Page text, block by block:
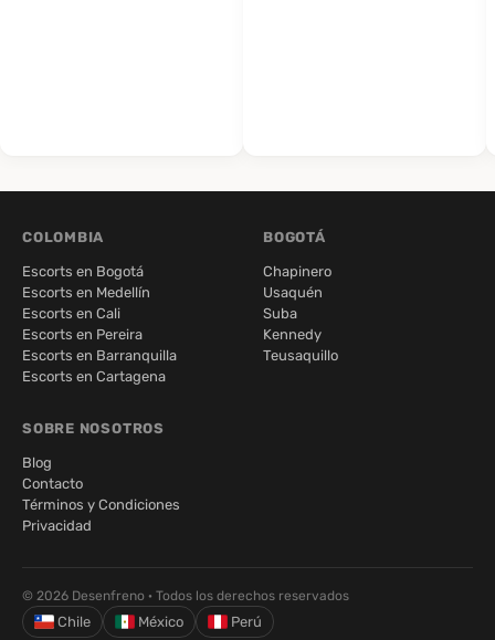
COLOMBIA
Escorts en Bogotá
Escorts en Medellín
Escorts en Cali
Escorts en Pereira
Escorts en Barranquilla
Escorts en Cartagena
BOGOTÁ
Chapinero
Usaquén
Suba
Kennedy
Teusaquillo
SOBRE NOSOTROS
Blog
Contacto
Términos y Condiciones
Privacidad
© 2026 Desenfreno · Todos los derechos reservados
Chile México Perú